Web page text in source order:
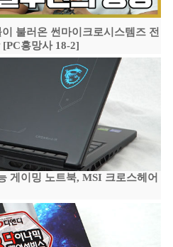
불러온 썬마이크로시스템즈 전
흥망사 18-2]
게이밍 노트북, MSI 크로스헤어